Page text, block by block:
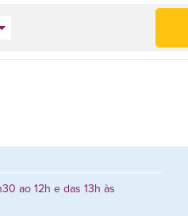
ao 12h e das 13h às